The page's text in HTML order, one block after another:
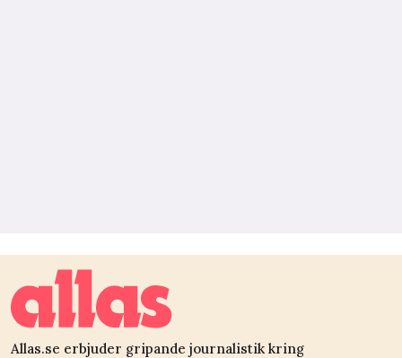
Allas.se erbjuder gripande journalistik kring